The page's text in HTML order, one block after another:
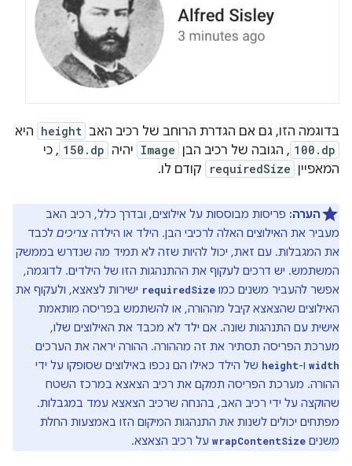
בדוגמה הזו, גם אם הגדרת הרוחב של רכיב האב height היא
100.dp , הגובה של רכיב הבן Image יהיה 150.dp , כי
המאפיין requiredSize קודם לו.
הערה: פריסות מבוססות על אילוצים, ובדרך כלל, רכיב האב
מעביר את האילוצים האלה לרכיבי הבן. הילד או הילדה צריכים לכבד
את המגבלות. עם זאת, יכול להיות שזה לא תמיד מה שנדרש בממשק
המשתמש. יש דרכים לעקוף את ההתנהגות הזו של הילדים. לדוגמה,
אפשר להעביר משנים כמו requiredSize ישירות לצאצא, ולעקוף את
האילוצים שהצאצא קיבל מההורה, או להשתמש בפריסה מותאמת
אישית עם התנהגות שונה. אם ילד לא מכבד את האילוצים שלו,
מערכת הפריסה תסתיר את זה מההורה. ההורה יראה את הערכים
width ו-height של הילד כאילו הם נכפו באילוצים שסופקו על ידי
ההורה. מערכת הפריסה תמקם את רכיב הצאצא במרכז השטח
שהוקצה על ידי רכיב האב, בהנחה שרכיב הצאצא עמד במגבלות.
מפתחים יכולים לשנות את התנהגות המיקום הזו באמצעות החלת
משנים wrapContentSize על רכיב הצאצא.